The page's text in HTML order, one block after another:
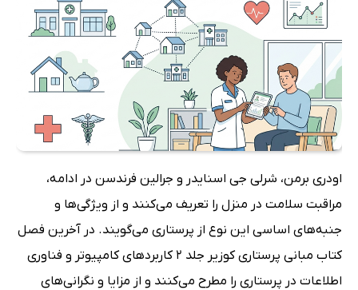
اودری برمن، شرلی جی اسنایدر و جرالین فرندسن در ادامه،
مراقبت سلامت در منزل را تعریف می‌کنند و از ویژگی‌ها و
جنبه‌های اساسی این نوع از پرستاری می‌گویند. در آخرین فصل
کتاب مبانی پرستاری کوزیر جلد 2 کاربردهای کامپیوتر و فناوری
اطلاعات در پرستاری را مطرح می‌کنند و از مزایا و نگرانی‌های